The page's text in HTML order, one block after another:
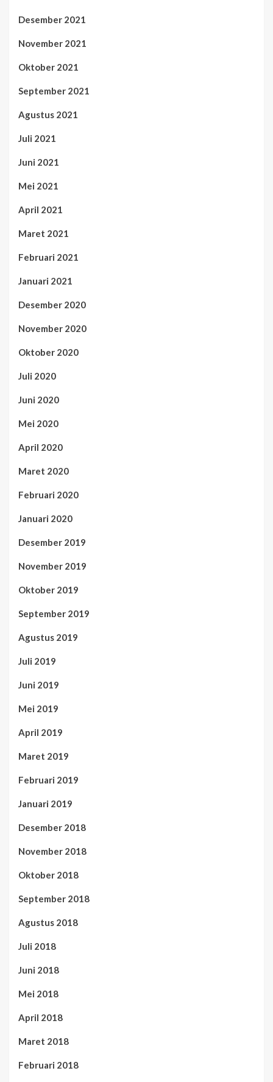
Desember 2021
November 2021
Oktober 2021
September 2021
Agustus 2021
Juli 2021
Juni 2021
Mei 2021
April 2021
Maret 2021
Februari 2021
Januari 2021
Desember 2020
November 2020
Oktober 2020
Juli 2020
Juni 2020
Mei 2020
April 2020
Maret 2020
Februari 2020
Januari 2020
Desember 2019
November 2019
Oktober 2019
September 2019
Agustus 2019
Juli 2019
Juni 2019
Mei 2019
April 2019
Maret 2019
Februari 2019
Januari 2019
Desember 2018
November 2018
Oktober 2018
September 2018
Agustus 2018
Juli 2018
Juni 2018
Mei 2018
April 2018
Maret 2018
Februari 2018